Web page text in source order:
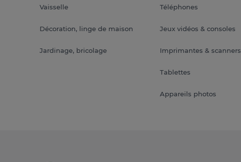
Vaisselle
Décoration, linge de maison
Jardinage, bricolage
Téléphones
Jeux vidéos & consoles
Imprimantes & scanners
Tablettes
Appareils photos